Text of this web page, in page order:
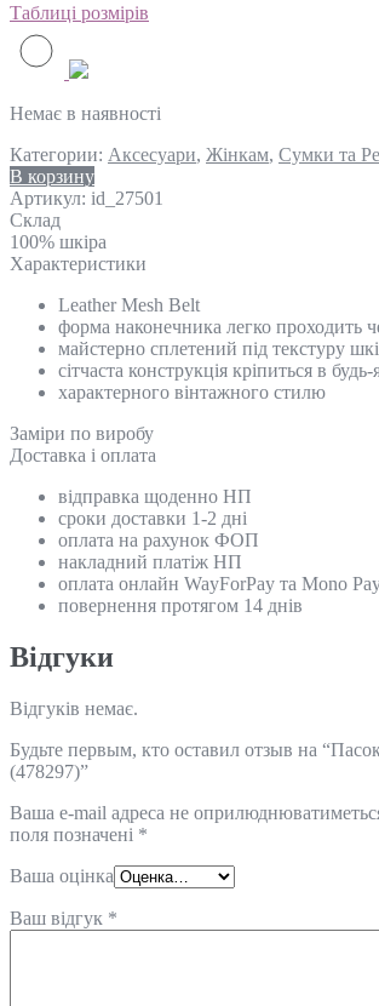
Таблиці розмірів
Немає в наявності
Категории: Аксесуари, Жінкам, Сумки та
В корзину
Артикул: id_27501
Склад
100% шкіра
Характеристики
Leather Mesh Belt
форма наконечника легко проходить
майстерно сплетений під текстуру
сітчаста конструкція кріпиться в
характерного вінтажного стилю
Замiри по виробу
Доставка і оплата
відправка щоденно НП
сроки доставки 1-2 дні
оплата на рахунок ФОП
накладний платіж НП
оплата онлайн WayForPay та Mono
повернення протягом 14 днів
Відгуки
Відгуків немає.
Будьте первым, кто оставил отзыв на
(478297)”
Ваша e-mail адреса не
поля позначені *
Ваша оцінка
Ваш відгук *